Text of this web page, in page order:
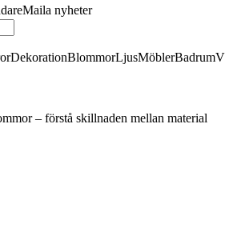
Maila nyheter
DekorationBlommorLjusMöblerBadrum
– förstå skillnaden mellan material